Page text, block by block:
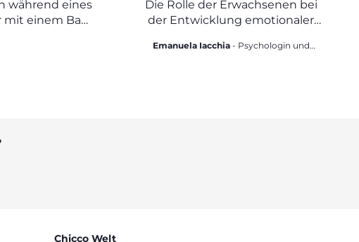
während eines
einem Baby
UND AUSZUDRÜCKEN
Die Rolle der Erwachsenen bei
der Entwicklung emotionaler
Emanuela Iacchia- Psychologin und
Chicco Welt